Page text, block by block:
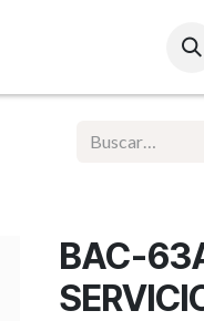
Ventas Corporativas
BAC-